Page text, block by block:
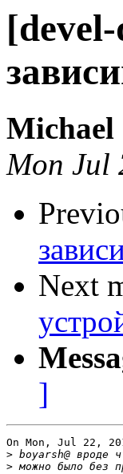
Michael
Mon Jul
Next
]
On Mon, Jul 22,
>
>